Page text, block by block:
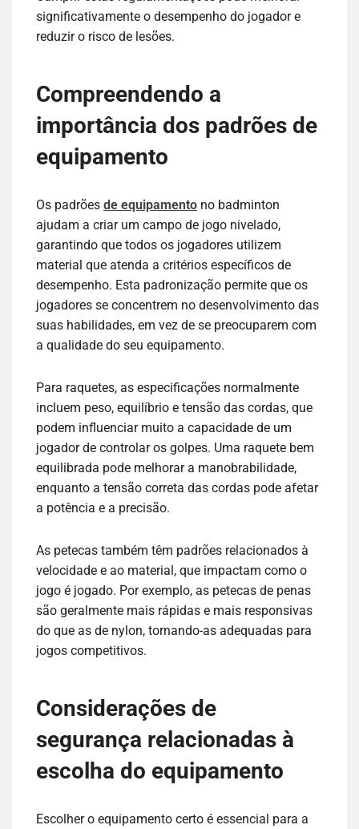
significativamente o desempenho do jogador e
reduzir o risco de lesões.
Compreendendo a
importância dos padrões de
equipamento
Os padrões de equipamento no badminton
ajudam a criar um campo de jogo nivelado,
garantindo que todos os jogadores utilizem
material que atenda a critérios específicos de
desempenho. Esta padronização permite que os
jogadores se concentrem no desenvolvimento das
suas habilidades, em vez de se preocuparem com
a qualidade do seu equipamento.
Para raquetes, as especificações normalmente
incluem peso, equilíbrio e tensão das cordas, que
podem influenciar muito a capacidade de um
jogador de controlar os golpes. Uma raquete bem
equilibrada pode melhorar a manobrabilidade,
enquanto a tensão correta das cordas pode afetar
a potência e a precisão.
As petecas também têm padrões relacionados à
velocidade e ao material, que impactam como o
jogo é jogado. Por exemplo, as petecas de penas
são geralmente mais rápidas e mais responsivas
do que as de nylon, tornando-as adequadas para
jogos competitivos.
Considerações de
segurança relacionadas à
escolha do equipamento
Escolher o equipamento certo é essencial para a